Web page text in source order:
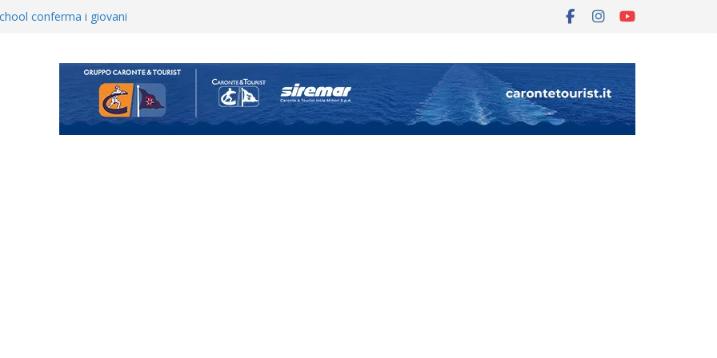
conferma i giovani
il progetto Messina. “La
ma non chi siamo”
bocciato il Fasano,
e Kamarat restano in